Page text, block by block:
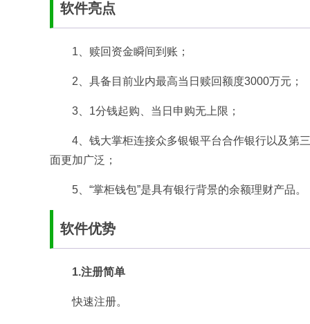
软件亮点
1、赎回资金瞬间到账；
2、具备目前业内最高当日赎回额度3000万元；
3、1分钱起购、当日申购无上限；
4、钱大掌柜连接众多银银平台合作银行以及第
面更加广泛；
5、“掌柜钱包”是具有银行背景的余额理财产品。
软件优势
1.注册简单
快速注册。